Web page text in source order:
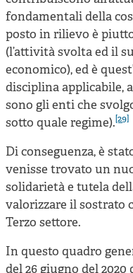
fondamentali della
posto in rilievo è
(l’attività svolta ed il
economico), ed è
disciplina applicabile,
sono gli enti che
sotto quale regime).[29]
Di conseguenza, è
venisse trovato un
solidarietà e tutela
valorizzare il sostrato
Terzo settore.
In questo quadro
del 26 giugno del